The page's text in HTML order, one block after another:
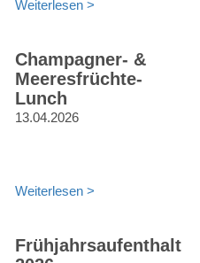
Weiterlesen >
Champagner- &
Meeresfrüchte-
Lunch
13.04.2026
Weiterlesen >
Frühjahrsaufenthalt